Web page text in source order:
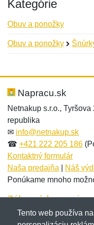
Kategórie
Obuv a ponožky
Obuv a ponožky
Hodnotenie:
Meno:*
E-mail:
Meno:
E-mail:*
Správa*
Napracu.sk
Netnakup s.r.o.,
republika
✉ info@netnakup.sk
☎ +421 222 205 186
Kontaktný formulár
Naša predajňa
Náš
Ponúkame mnoho
Zákaznícky servis
Novinky emailom
Tento web používa